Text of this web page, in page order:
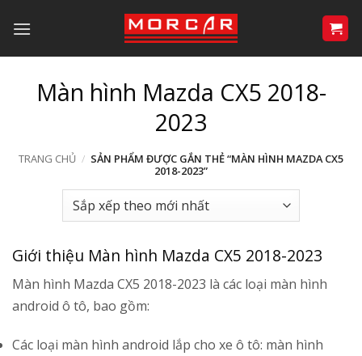
qua
nội
Màn hình Mazda CX5 2018-
2023
TRANG CHỦ / SẢN PHẨM ĐƯỢC GẮN THẺ “MÀN HÌNH MAZDA CX5
2018-2023”
Giới thiệu Màn hình Mazda CX5 2018-2023
Màn hình Mazda CX5 2018-2023 là các loại màn hình
android ô tô, bao gồm:
Các loại màn hình android lắp cho xe ô tô: màn hình